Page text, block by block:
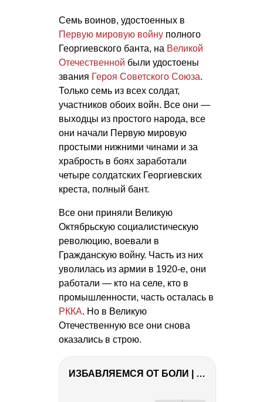
Семь воинов, удостоенных в
Первую мировую войну полного
Георгиевского банта, на Великой
Отечественной были удостоены
звания Героя Советского Союза.
Только семь из всех солдат,
участников обоих войн. Все они —
выходцы из простого народа, все
они начали Первую мировую
простыми нижними чинами и за
храбрость в боях заработали
четыре солдатских Георгиевских
креста, полный бант.
Все они приняли Великую
Октябрьскую социалистическую
революцию, воевали в
Гражданскую войну. Часть из них
уволилась из армии в 1920-е, они
работали — кто на селе, кто в
промышленности, часть осталась в
РККА. Но в Великую
Отечественную все они снова
оказались в строю.
ИЗБАВЛЯЕМСЯ ОТ БОЛИ | Важность режима и питания